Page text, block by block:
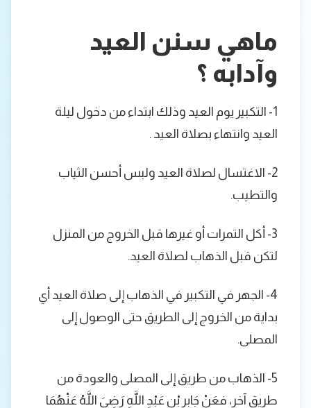
ماهي سنن العيد
وآدابه ؟
1- التكبير يوم العيد وذلك ابتداء من دخول ليلة
العيد وانتهاء بصلاة العيد .
2- الاغتسال لصلاة العيد ولبس أحسن الثياب
والتطيب.
3- أكل التمرات أو غيرها قبل الخروج من المنزل
لتكن قبل الذهاب لصلاة العيد.
4- الجهر في التكبير في الذهاب إلى صلاة العيد أي
بداية من الخروج إلى الطريق حتى الوصول إلى
المصلى.
5- الذهاب من طريق إلى المصلى والعودة من
طريق آخر، فعَنْ جَابِرِ بْنِ عَبْدِ اللَّهِ رَضِيَ اللَّهُ عَنْهُمَا